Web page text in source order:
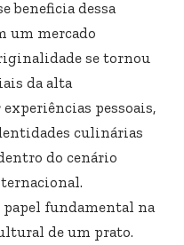
beneficia dessa
um mercado
se tornou
da alta
pessoais,
culinárias
do cenário
fundamental na
de um prato.